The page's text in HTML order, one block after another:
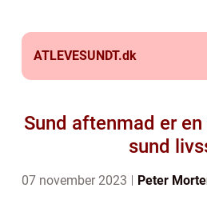
ATLEVESUNDT.dk
Sund aftenmad er
sund
07 november 2023 Peter